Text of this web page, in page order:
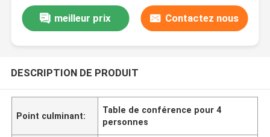
meilleur prix Contactez nous
DESCRIPTION DE PRODUIT
Point culminant:
Table de conférence pour 4
personnes